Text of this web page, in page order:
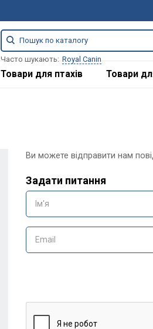
Часто шукають: Royal Canin
Товари для птахів Товари
Ви можете відправити нам
Задати питання